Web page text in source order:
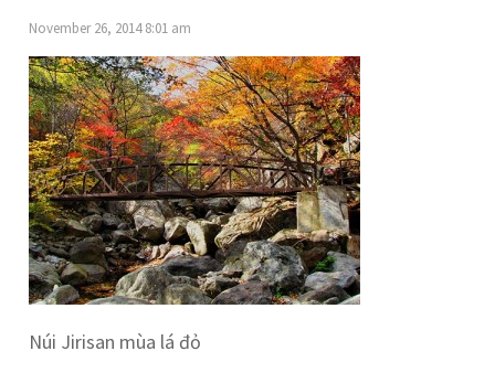
November 26, 2014 8:01 am
Núi Jirisan mùa lá đỏ